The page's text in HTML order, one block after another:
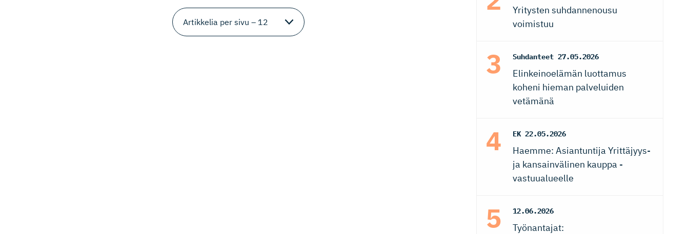
Yritysten suhdannenousu
voimistuu
Suhdanteet 27.05.2026
Elinkeinoelämän luottamus
koheni hieman palveluiden
vetämänä
EK 22.05.2026
Haemme: Asiantuntija Yrittäjyys-
ja kansainvälinen kauppa -
vastuualueelle
12.06.2026
Työnantajat: